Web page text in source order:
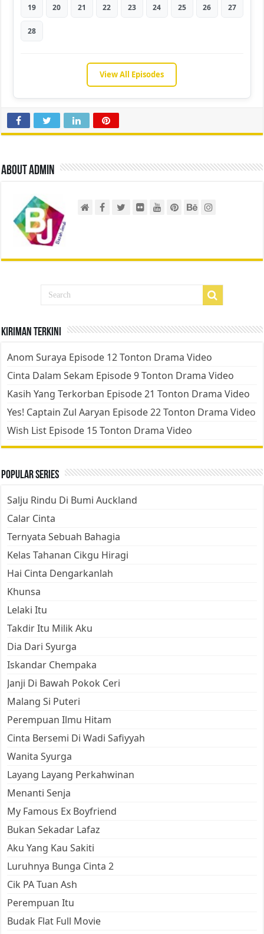
19 20 21 22 23 24 25 26 27
28
View All Episodes
About admin
Kiriman Terkini
Anom Suraya Episode 12 Tonton Drama Video
Cinta Dalam Sekam Episode 9 Tonton Drama Video
Kasih Yang Terkorban Episode 21 Tonton Drama Video
Yes! Captain Zul Aaryan Episode 22 Tonton Drama Video
Wish List Episode 15 Tonton Drama Video
Popular Series
Salju Rindu Di Bumi Auckland
Calar Cinta
Ternyata Sebuah Bahagia
Kelas Tahanan Cikgu Hiragi
Hai Cinta Dengarkanlah
Khunsa
Lelaki Itu
Takdir Itu Milik Aku
Dia Dari Syurga
Iskandar Chempaka
Janji Di Bawah Pokok Ceri
Malang Si Puteri
Perempuan Ilmu Hitam
Cinta Bersemi Di Wadi Safiyyah
Wanita Syurga
Layang Layang Perkahwinan
Menanti Senja
My Famous Ex Boyfriend
Bukan Sekadar Lafaz
Aku Yang Kau Sakiti
Luruhnya Bunga Cinta 2
Cik PA Tuan Ash
Perempuan Itu
Budak Flat Full Movie